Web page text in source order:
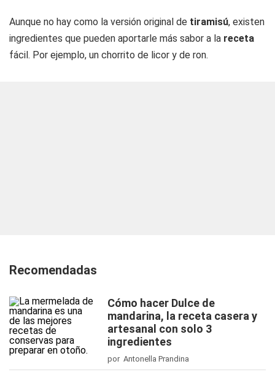
Aunque no hay como la versión original de tiramisú, existen
ingredientes que pueden aportarle más sabor a la receta
fácil. Por ejemplo, un chorrito de licor y de ron.
Recomendadas
Cómo hacer Dulce de
mandarina, la receta casera y
artesanal con solo 3
ingredientes
por Antonella Prandina